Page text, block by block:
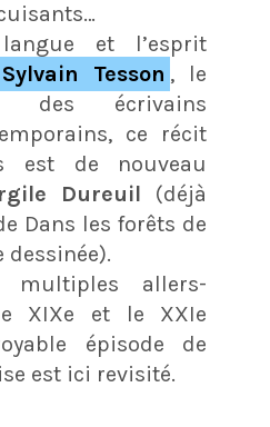
et l’esprit
Sylvain Tesson , le
des écrivains
ce récit
est de nouveau
Dureuil (déjà
Dans les forêts de
dessinée).
allers-
XIXe et le XXIe
épisode de
est ici revisité.